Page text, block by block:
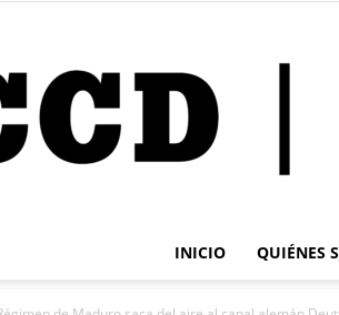
INICIO QUIÉNES